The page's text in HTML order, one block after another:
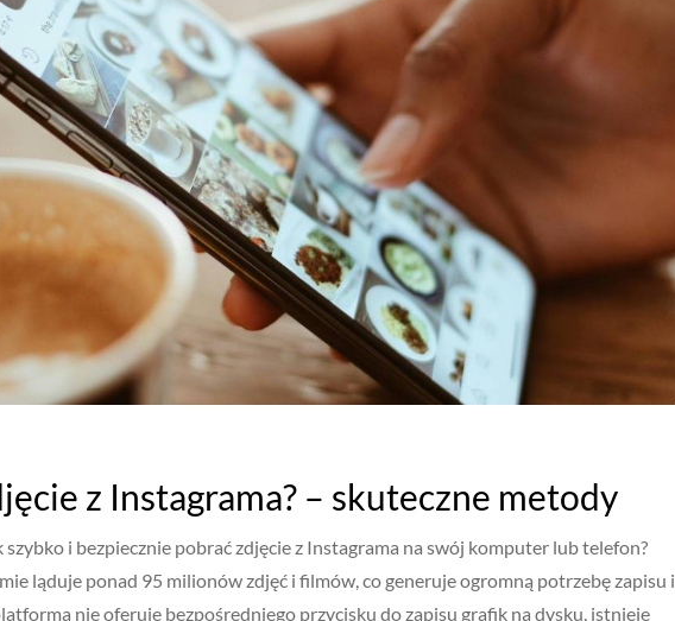
z Instagrama? – skuteczne metody
szybko i bezpiecznie pobrać zdjęcie z Instagrama na swój komputer lub telefon?
ląduje ponad 95 milionów zdjęć i filmów, co generuje ogromną potrzebę zapisu i
nie oferuje bezpośredniego przycisku do zapisu grafik na dysku, istnieje